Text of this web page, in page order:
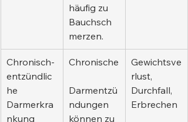
häufig zu
Bauchsch
merzen.
Chronisch-
entzündlic
he
Darmerkra
nkung
Chronische
Darmentzü
ndungen
können zu
Gewichtsve
rlust,
Durchfall,
Erbrechen